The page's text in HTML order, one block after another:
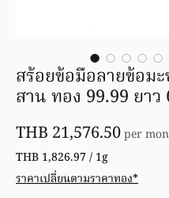
สร้อยข้อมือลายข้อม
สาน ทอง 99.99 ยาว
THB 21,576.50Price
per
THB 1,826.97/ 1g
THB 1,826.97
per
ราคาเปลี่ยนตามราคาทอง*